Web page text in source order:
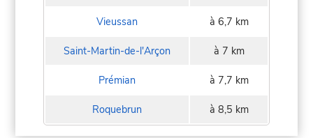
Vieussan à 6,7 km
Saint-Martin-de-l'Arçon à 7 km
Prémian à 7,7 km
Roquebrun à 8,5 km